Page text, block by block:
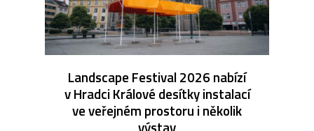
Landscape Festival 2026 nabízí
v Hradci Králové desítky instalací
ve veřejném prostoru i několik